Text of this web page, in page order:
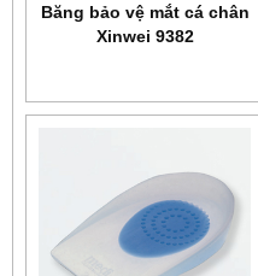
Băng bảo vệ mắt cá chân
Xinwei 9382